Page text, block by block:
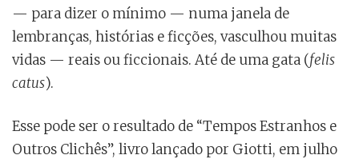
— para dizer o mínimo — numa janela de
lembranças, histórias e ficções, vasculhou muitas
vidas — reais ou ficcionais. Até de uma gata (felis
catus).
Esse pode ser o resultado de “Tempos Estranhos e
Outros Clichês”, livro lançado por Giotti, em julho